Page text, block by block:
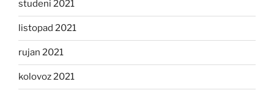
studeni 2021
listopad 2021
rujan 2021
kolovoz 2021